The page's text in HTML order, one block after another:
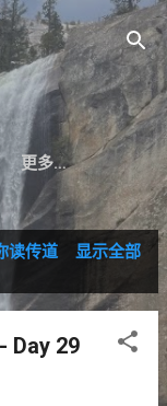
更多…
读传道
显示全部
Day 29